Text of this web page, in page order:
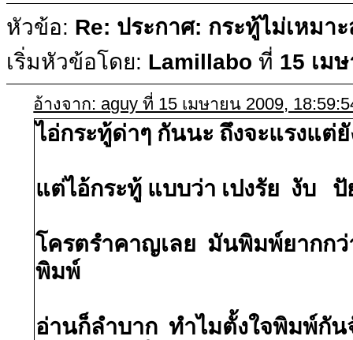
หัวข้อ: Re: ประกาศ: กระทู้ไม่เหมา
เริ่มหัวข้อโดย: Lamillabo ที่ 15 เม
อ้างจาก: aguy ที่ 15 เมษายน 2009,
ไอ่กระทู้ด่าๆ กันนะ ถึงจะแรงแต่
แต่ไอ้กระทู้ แบบว่า เปงรัย งับ ปั
โครตรำคาญเลย มันพิมพ์ยากกว่
พิมพ์
อ่านก็ลำบาก ทำไมตั้งใจพิมพ์กั